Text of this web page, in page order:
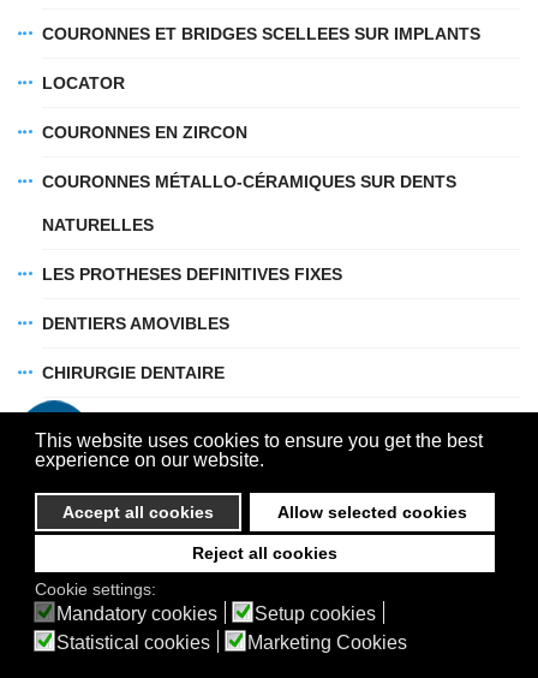
This website uses cookies to ensure you get the best
experience on our website.
Reject all cookies
Allow selected cookies
Accept all cookies
Cookie settings:
Mandatory cookies
Setup cookies
Statistical cookies
Marketing Cookies
COURONNES ET BRIDGES SCELLEES SUR IMPLANTS
LOCATOR
COURONNES EN ZIRCON
COURONNES MÉTALLO-CÉRAMIQUES SUR DENTS
NATURELLES
LES PROTHESES DEFINITIVES FIXES
DENTIERS AMOVIBLES
CHIRURGIE DENTAIRE
RÉCESSION
LES SUBTITUTS OSSEUX
NOS DENTS EN GENERAL
REMPLACEMENT DE DENT
Implantation
La chirurgie dentaire
aligneurs
Dentophobie et la sédation consciente
Le tourisme dentaire
INFORMATIONS INDIVIDUELLES
À propos de Suba Dental
Politique de confidentialité
© 2026 Suba Dental | Webdesign by
Akadálymentesítési nyilatkozat